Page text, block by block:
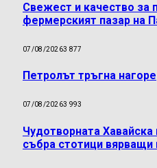
Свежест и качество за
фермерският пазар на
07/08/20263 877
Петролът тръгна нагоре
07/08/20263 993
Чудотворната
събра стотици вярващи